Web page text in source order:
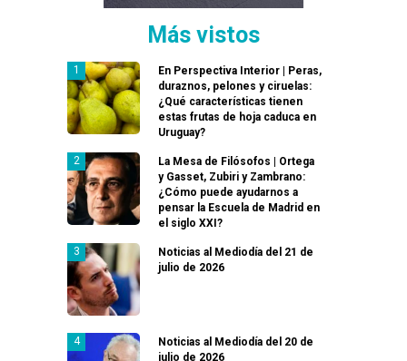
Más vistos
En Perspectiva Interior | Peras,
duraznos, pelones y ciruelas:
¿Qué características tienen
estas frutas de hoja caduca en
Uruguay?
La Mesa de Filósofos | Ortega
y Gasset, Zubiri y Zambrano:
¿Cómo puede ayudarnos a
pensar la Escuela de Madrid en
el siglo XXI?
Noticias al Mediodía del 21 de
julio de 2026
Noticias al Mediodía del 20 de
julio de 2026